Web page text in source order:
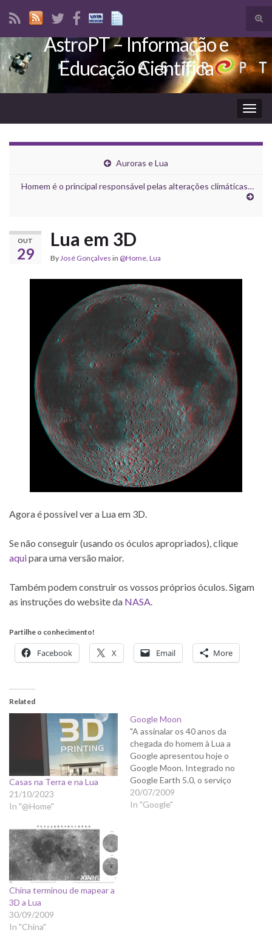
Search for:
AstroPT – Informação e
Educação Científica
Auroras e Lua
Homem é o principal responsável pelas alterações climáticas…
OUT
29
Lua em 3D
ByJosé Gonçalves in @Home, Lua
Agora é possível ver a Lua em 3D.
Se não conseguir (usando os óculos apropriados), clique
aquipara uma versão maior.
Também podem construir os vossos próprios óculos. Sigam
as instruções do website da NASA.
Partilhe o conhecimento!
Facebook X Email More
Related
Casas na Terra e na Lua
21/10/2023
In "@Home"
Google Moon
"A assinalar os 40 anos da
chegada do homem à Lua a
Google apresentou hoje o
Google Moon. Integrado no
Google Earth 5.0, o serviço
funciona como um Atlas
interactivo 3D através do
20/07/2009
In "Google"
China terminou de mapear a
3D a Lua
30/09/2009
In "China"